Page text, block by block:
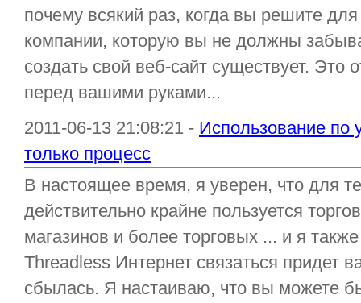
почему всякий раз, когда вы решите
компании, которую вы не должны
создать свой веб-сайт существует. Это
перед вашими руками...
2011-06-13 21:08:21 - Использование по
только процесс
В настоящее время, я уверен, что для
действительно крайне пользуется
магазинов и более торговых ... и я
Threadless Интернет связаться придет
сбылась. Я настаиваю, что вы можете